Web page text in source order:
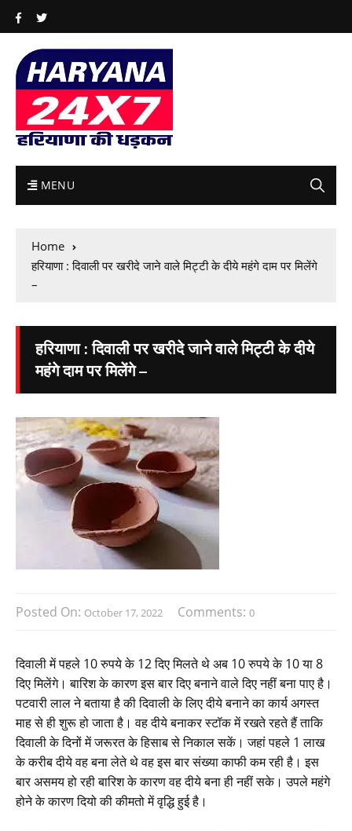
MENU
Home
हरियाणा : दिवाली पर खरीदे जाने वाले मिट्टी के दीये महंगे दाम पर मिलेंगे
–
हरियाणा : दिवाली पर खरीदे जाने वाले मिट्टी के दीये
महंगे दाम पर मिलेंगे –
Posted On: October 17, 2022 Comments: 0
दिवाली में पहले 10 रुपये के 12 दिए मिलते थे अब 10 रुपये के 10 या 8
दिए मिलेंगे। बारिश के कारण इस बार दिए बनाने वाले दिए नहीं बना पाए है।
पटवारी लाल ने बताया है की दिवाली के लिए दीये बनाने का कार्य अगस्त
माह से ही शुरू हो जाता है। वह दीये बनाकर स्टॉक में रखते रहते हैं ताकि
दिवाली के दिनों में जरूरत के हिसाब से निकाल सकें। जहां पहले 1 लाख
के करीब दीये वह बना लेते थे वह इस बार संख्या काफी कम रही है। इस
बार असमय हो रही बारिश के कारण वह दीये बना ही नहीं सके। उपले महंगे
होने के कारण दियो की कीमतो में वृद्धि हुई है।